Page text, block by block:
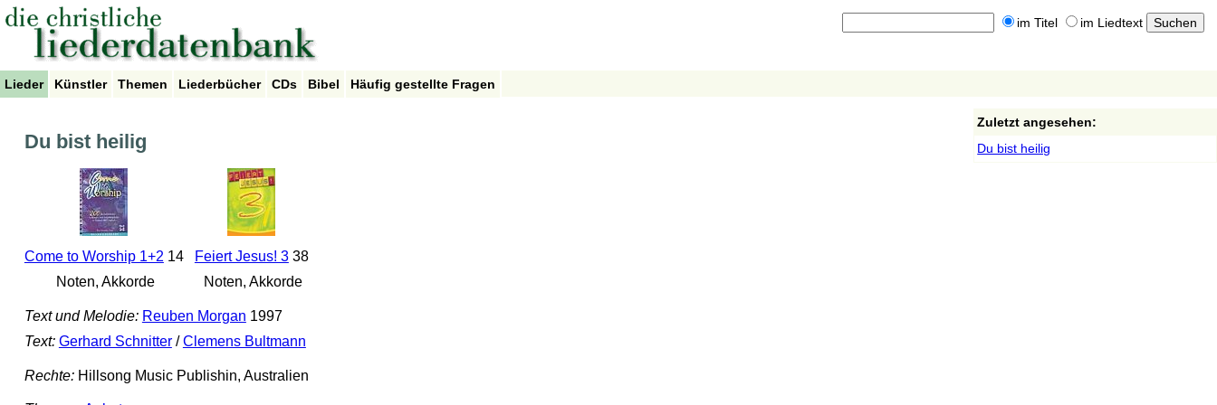
im Titel im Liedtext
Lieder Künstler Themen Liederbücher CDs Bibel Häufig gestellte Fragen
Du bist heilig
Come to Worship 1+214
Noten, Akkorde
Feiert Jesus! 338
Noten, Akkorde
Text und Melodie: Reuben Morgan 1997
Text: Gerhard Schnitter/Clemens Bultmann
Rechte:Hillsong Music Publishin, Australien
Zuletzt angesehen:
Du bist heilig